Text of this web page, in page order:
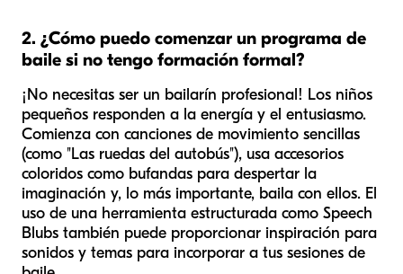
2. ¿Cómo puedo comenzar un programa de
baile si no tengo formación formal?
¡No necesitas ser un bailarín profesional! Los niños
pequeños responden a la energía y el entusiasmo.
Comienza con canciones de movimiento sencillas
(como "Las ruedas del autobús"), usa accesorios
coloridos como bufandas para despertar la
imaginación y, lo más importante, baila con ellos. El
uso de una herramienta estructurada como Speech
Blubs también puede proporcionar inspiración para
sonidos y temas para incorporar a tus sesiones de